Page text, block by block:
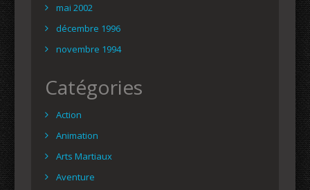
mai 2002
décembre 1996
novembre 1994
Catégories
Action
Animation
Arts Martiaux
Aventure